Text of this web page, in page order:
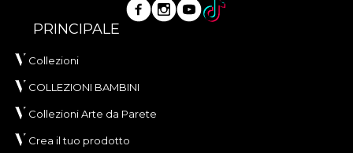
Cu o lățime de 142 ± 3 cm, VELVET oferă o bună
abraziune. Se evidențiază și prin comportament
bun la scămoșare, frecare umedă și uscată, precum
țigară.
Tip:material tricotat
PRINCIPALE
Collezioni
COLLEZIONI BAMBINI
Collezioni Arte da Parete
Crea il tuo prodotto